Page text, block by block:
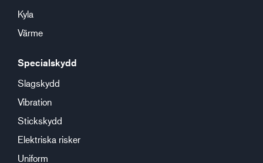
Kyla
Värme
Specialskydd
Slagskydd
Vibration
Stickskydd
Elektriska risker
Uniform